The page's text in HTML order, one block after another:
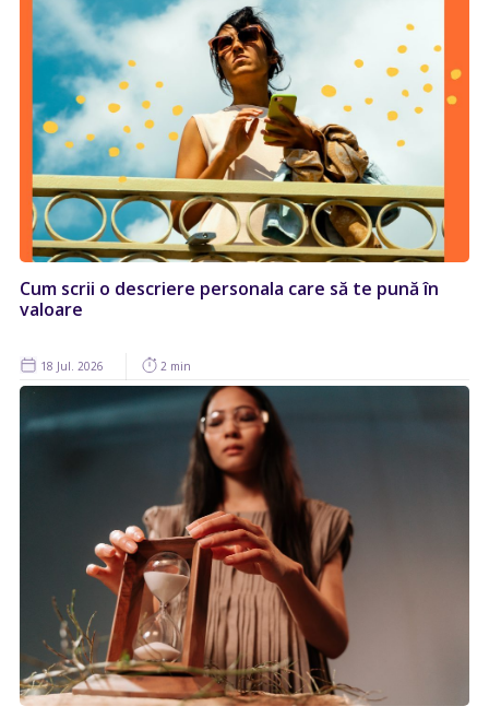
Cum scrii o descriere personala care să te pună în
valoare
18 Jul. 2026 2 min